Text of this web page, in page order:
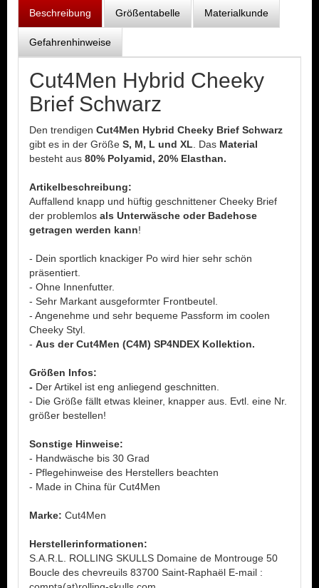
Beschreibung Größentabelle Materialkunde
Gefahrenhinweise
Cut4Men Hybrid Cheeky
Brief Schwarz
Den trendigen Cut4Men Hybrid Cheeky Brief Schwarz
gibt es in der Größe S, M, L und XL . Das Material
besteht aus 80% Polyamid, 20% Elasthan.
Artikelbeschreibung:
Auffallend knapp und hüftig geschnittener Cheeky Brief
der problemlos als Unterwäsche oder Badehose
getragen werden kann!
- Dein sportlich knackiger Po wird hier sehr schön
präsentiert.
- Ohne Innenfutter.
- Sehr Markant ausgeformter Frontbeutel.
- Angenehme und sehr bequeme Passform im coolen
Cheeky Styl.
- Aus der Cut4Men (C4M) SP4NDEX Kollektion.
Größen Infos:
- Der Artikel ist eng anliegend geschnitten.
- Die Größe fällt etwas kleiner, knapper aus. Evtl. eine Nr.
größer bestellen!
Sonstige Hinweise:
- Handwäsche bis 30 Grad
- Pflegehinweise des Herstellers beachten
- Made in China für Cut4Men
Marke: Cut4Men
Herstellerinformationen:
S.A.R.L. ROLLING SKULLS Domaine de Montrouge 50
Boucle des chevreuils 83700 Saint-Raphaël E-mail :